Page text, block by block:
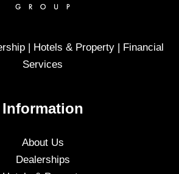
| Hotels & Property | Financial
Services
Information
About Us
Dealerships